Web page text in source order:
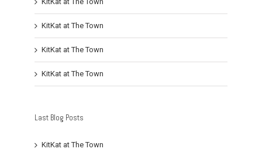
KitKat at The Town
KitKat at The Town
KitKat at The Town
Last Blog Posts
KitKat at The Town